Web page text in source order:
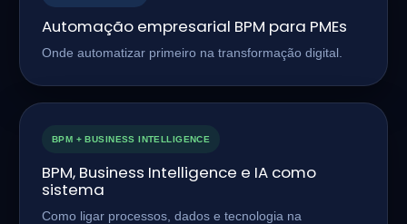
Automação empresarial BPM para PMEs
Onde automatizar primeiro na transformação digital.
BPM + BUSINESS INTELLIGENCE
BPM, Business Intelligence e IA como
sistema
Como ligar processos, dados e tecnologia na